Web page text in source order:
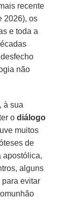
recente
2026), os
e toda a
não
, à sua
o diálogo
muitos
de
apostólica,
alguns
evitar